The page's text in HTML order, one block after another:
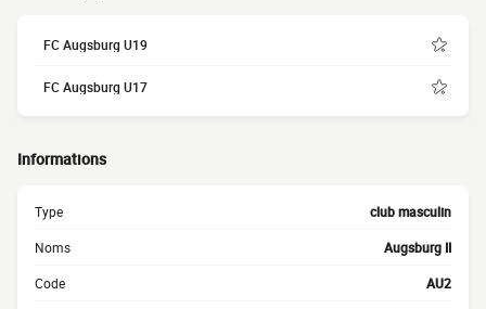
FC Augsburg U19
FC Augsburg U17
Informations
Type club masculin
Noms Augsburg II
Code AU2